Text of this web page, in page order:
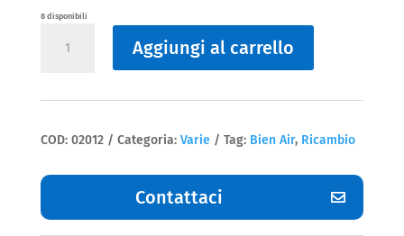
8 disponibili
Sottocappellotto
Aggiungi al carrello
COD: 02012 Categoria: Varie Tag: Bien Air, Ricambio
Contattaci